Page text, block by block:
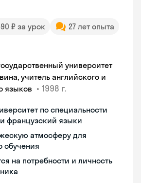
₽ за урок
27 лет опыта
университет
учитель английского и
языков • 1998 г.
по специальности
французский языки
атмосферу для
обучения
на потребности и личность